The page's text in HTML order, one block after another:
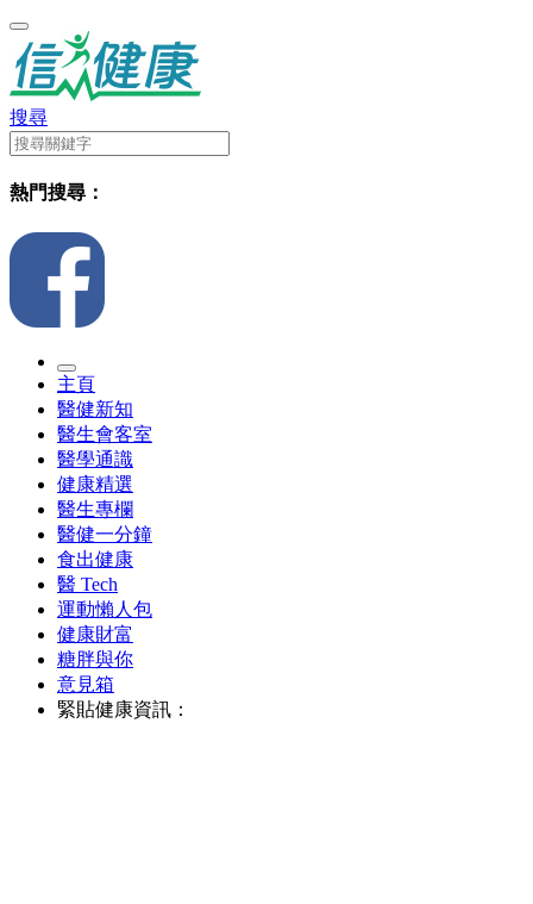
搜尋
熱門搜尋：
主頁
醫健新知
醫生會客室
醫學通識
健康精選
醫生專欄
醫健一分鐘
食出健康
醫 Tech
運動懶人包
健康財富
糖胖與你
意見箱
緊貼健康資訊：